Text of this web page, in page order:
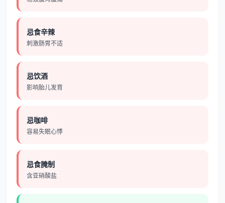
忌食辛辣
刺激肠胃不适
忌饮酒
影响胎儿发育
忌咖啡
容易失眠心悸
忌食腌制
含亚硝酸盐